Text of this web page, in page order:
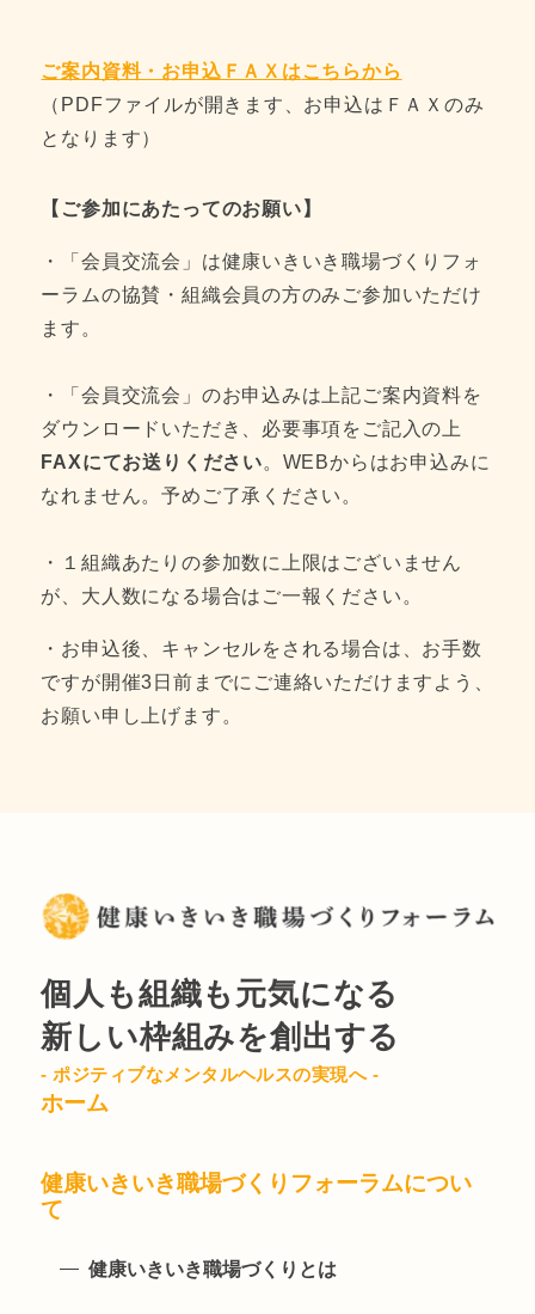
ご案内資料・お申込ＦＡＸは こちらから
（PDFファイルが開きます、お申込はＦＡＸのみ
となります）
【ご参加にあたってのお願い】
・「会員交流会」は健康いきいき職場づくりフォ
ーラムの協賛・組織会員の方のみご参加いただけ
ます。
・「会員交流会」のお申込みは上記ご案内資料を
ダウンロードいただき、必要事項をご記入の上
FAXにてお送りください。WEBからはお申込みに
なれません。予めご了承ください。
・１組織あたりの参加数に上限はございません
が、大人数になる場合はご一報ください。
・お申込後、キャンセルをされる場合は、お手数
ですが開催3日前までにご連絡いただけますよう、
お願い申し上げます。
個人も組織も元気になる
新しい枠組みを創出する
- ポジティブなメンタルヘルスの実現へ -
ホーム
健康いきいき職場づくりフォーラムについ
て
健康いきいき職場づくりとは